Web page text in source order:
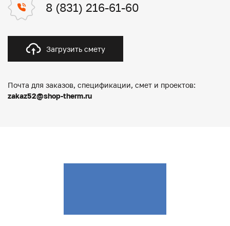
8 (831) 216-61-60
Загрузить смету
Почта для заказов, спецификации, смет и проектов:
zakaz52@shop-therm.ru